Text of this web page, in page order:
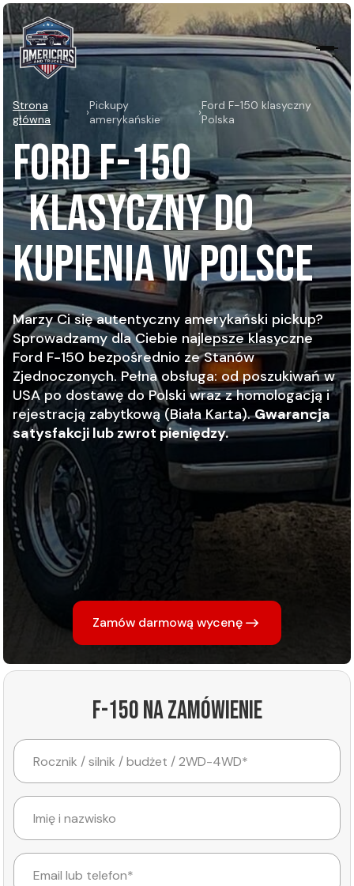
Strona
główna
›Pickupy
amerykańskie
›Ford F-150 klasyczny
Polska
FORD F-150
KLASYCZNY DO
KUPIENIA W POLSCE
Marzy Ci się autentyczny amerykański pickup?
Sprowadzamy dla Ciebie najlepsze klasyczne
Ford F-150 bezpośrednio ze Stanów
Zjednoczonych. Pełna obsługa: od poszukiwań w
USA po dostawę do Polski wraz z homologacją i
rejestracją zabytkową (Biała Karta).Gwarancja
satysfakcji lub zwrot pieniędzy.
Zamów darmową wycenę
F-150 na zamówienie